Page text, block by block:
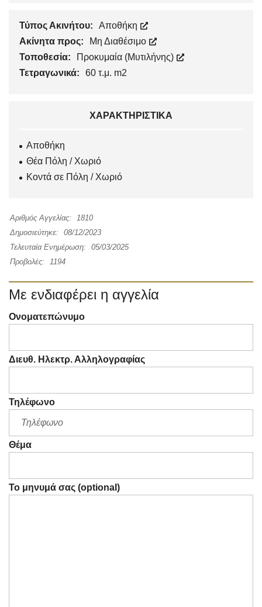
Τύπος Ακινήτου:
Αποθήκη
Ακίνητα προς:
Μη Διαθέσιμο
Τοποθεσία:
Προκυμαία (Μυτιλήνης)
Τετραγωνικά:
60 τ.μ. m2
ΧΑΡΑΚΤΗΡΙΣΤΙΚΆ
Αποθήκη
Θέα Πόλη / Χωριό
Κοντά σε Πόλη / Χωριό
Αριθμός Αγγελίας:
1810
Δημοσιεύτηκε:
08/12/2023
Τελευταία Ενημέρωση:
05/03/2025
Προβολές:
1194
Με ενδιαφέρει η αγγελία
Ονοματεπώνυμο
Διευθ. Ηλεκτρ. Αλληλογραφίας
Τηλέφωνο
Θέμα
Το μηνυμά σας (optional)